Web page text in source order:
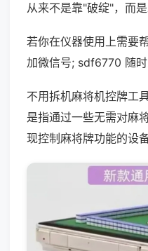
从来不是靠"破绽"，而
若你在仪器使用上需要
加微信号; sdf6770 随时
不用拆机麻将机控牌工
是指通过一些无需对麻
现控制麻将牌功能的设